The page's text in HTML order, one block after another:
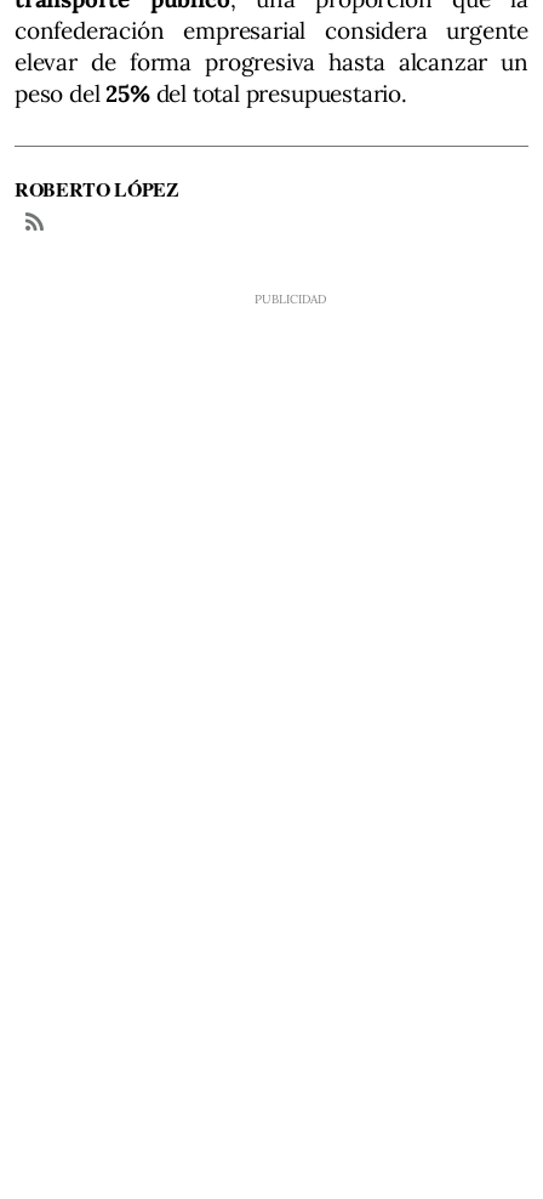
confederación empresarial considera urgente
elevar de forma progresiva hasta alcanzar un
peso del25%del total presupuestario.
ROBERTO LÓPEZ